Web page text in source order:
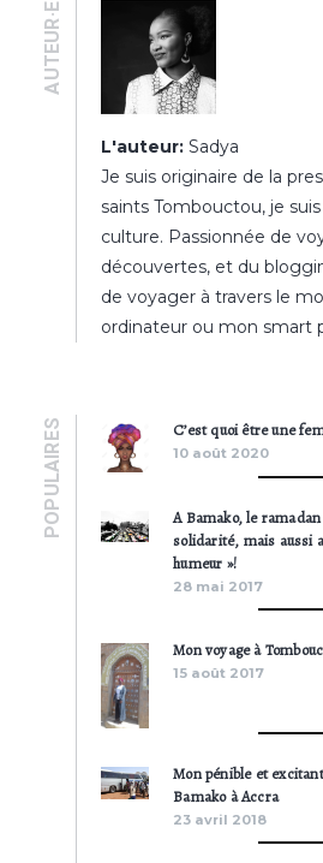
AUTEUR·E
L'auteur: Sadya
Je suis originaire de la
saints Tombouctou, je
culture. Passionnée de
découvertes, et du
de voyager à travers le
ordinateur ou mon smart
POPULAIRES C’est quoi être une
10 août 2020
A Bamako, le
solidarité, mais aussi
humeur »!
28 mai 2017
Mon voyage à
15 août 2017
Mon pénible et
Bamako à Accra
23 avril 2018